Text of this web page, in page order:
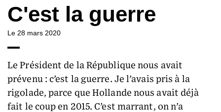
C'est la guerre
Le 28 mars 2020
Le Président de la République nous avait
prévenu : c’est la guerre. Je l’avais pris à la
rigolade, parce que Hollande nous avait déjà
fait le coup en 2015. C’est marrant, on n’a